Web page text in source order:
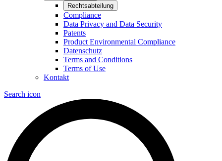
Rechtsabteilung
Compliance
Data Privacy and Data Security
Patents
Product Environmental Compliance
Datenschutz
Terms and Conditions
Terms of Use
Kontakt
Search icon